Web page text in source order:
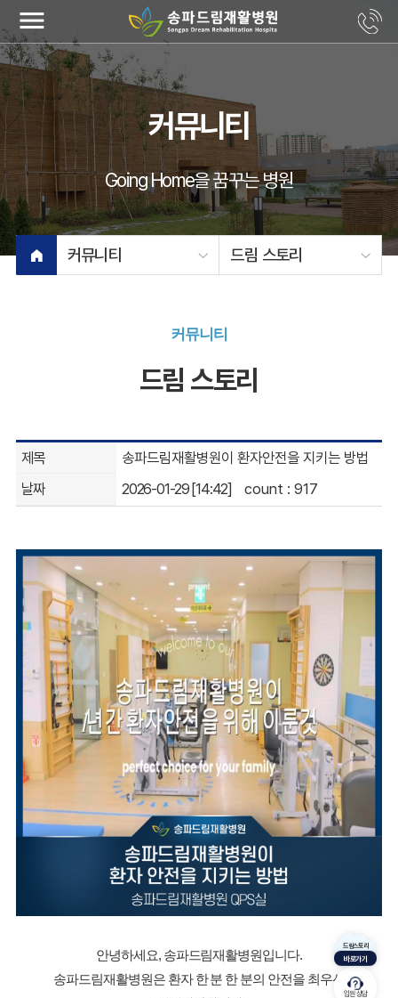
드림스토리
바로가기
입원 상담
menu
커뮤니티
Going Home을 꿈꾸는 병원
커뮤니티 드림 스토리
커뮤니티
드림 스토리
제목
송파드림재활병원이 환자안전을 지키는 방법
날짜
2026-01-29 [14:42] count : 917
안녕하세요, 송파드림재활병원입니다.